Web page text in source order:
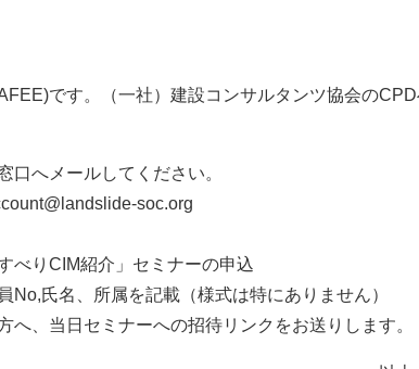
です。（一社）建設コンサルタンツ協会の
口へメールしてください。
soc.org
べりCIM紹介」セミナーの申込
No,氏名、所属を記載（様式は特にありません）
へ、当日セミナーへの招待リンクをお送りします。